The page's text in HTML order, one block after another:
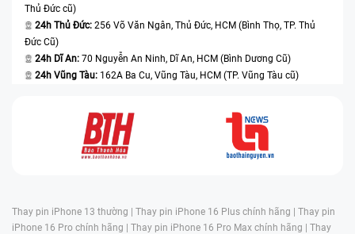
Thủ Đức cũ)
24h Thủ Đức: 256 Võ Văn Ngân, Thủ Đức, HCM (Bình Thọ, TP. Thủ
Đức Cũ)
24h Dĩ An: 70 Nguyễn An Ninh, Dĩ An, HCM (Bình Dương Cũ)
24h Vũng Tàu: 162A Ba Cu, Vũng Tàu, HCM (TP. Vũng Tàu cũ)
Thay pin iPhone 13 thường | Thay pin iPhone 16 Plus chính hãng | Thay pin
iPhone 16 Pro chính hãng | Thay pin iPhone 16 Pro Max chính hãng | Thay